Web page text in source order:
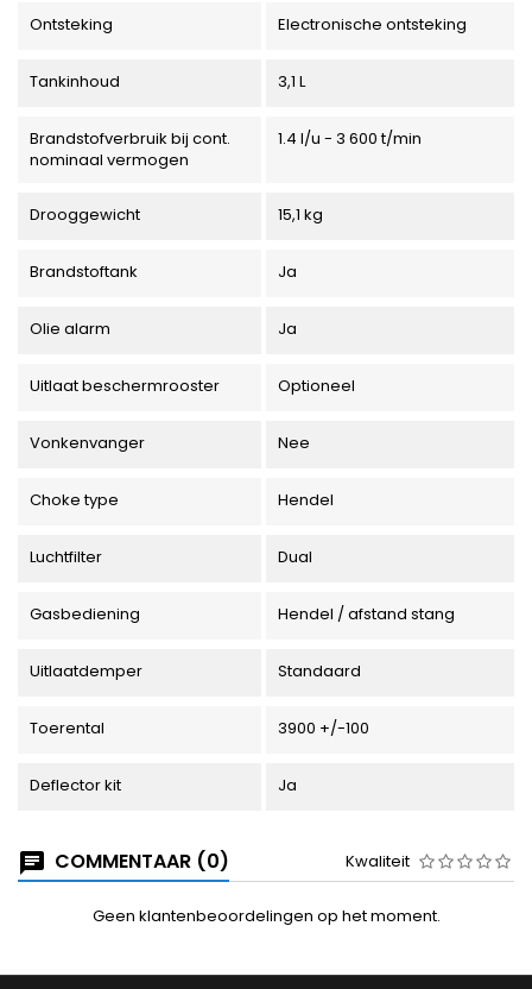
Ontsteking Electronische ontsteking
Tankinhoud 3,1 L
Brandstofverbruik bij cont.
nominaal vermogen
1.4 l/u - 3 600 t/min
Drooggewicht 15,1 kg
Brandstoftank Ja
Olie alarm Ja
Uitlaat beschermrooster Optioneel
Vonkenvanger Nee
Choke type Hendel
Luchtfilter Dual
Gasbediening Hendel / afstand stang
Uitlaatdemper Standaard
Toerental 3900 +/-100
Deflector kit Ja
COMMENTAAR (0) Kwaliteit
Geen klantenbeoordelingen op het moment.